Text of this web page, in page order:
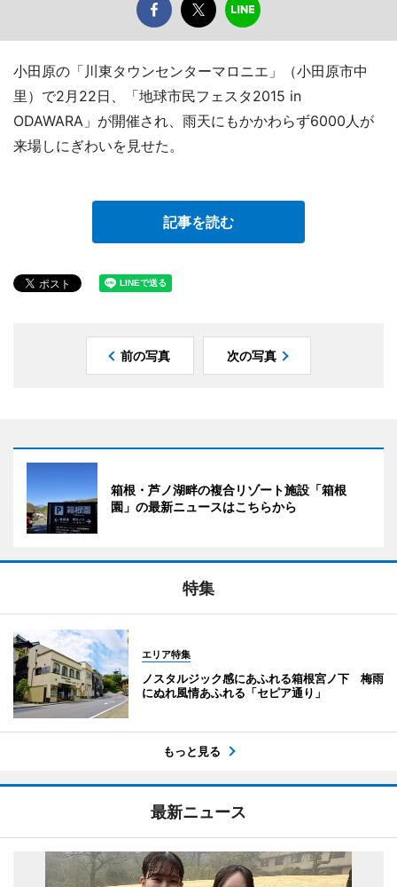
小田原の「川東タウンセンターマロニエ」（小田原市中
里）で2月22日、「地球市民フェスタ2015 in
ODAWARA」が開催され、雨天にもかかわらず6000人が
来場しにぎわいを見せた。
記事を読む
前の写真 次の写真
箱根・芦ノ湖畔の複合リゾート施設「箱根
園」の最新ニュースはこちらから
特集
エリア特集
ノスタルジック感にあふれる箱根宮ノ下 梅雨
にぬれ風情あふれる「セピア通り」
もっと見る
最新ニュース